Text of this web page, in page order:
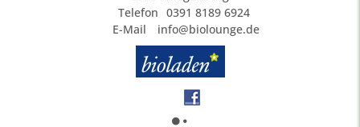
Telefon 0391 8189 6924
E-Mail
info@biolounge.de